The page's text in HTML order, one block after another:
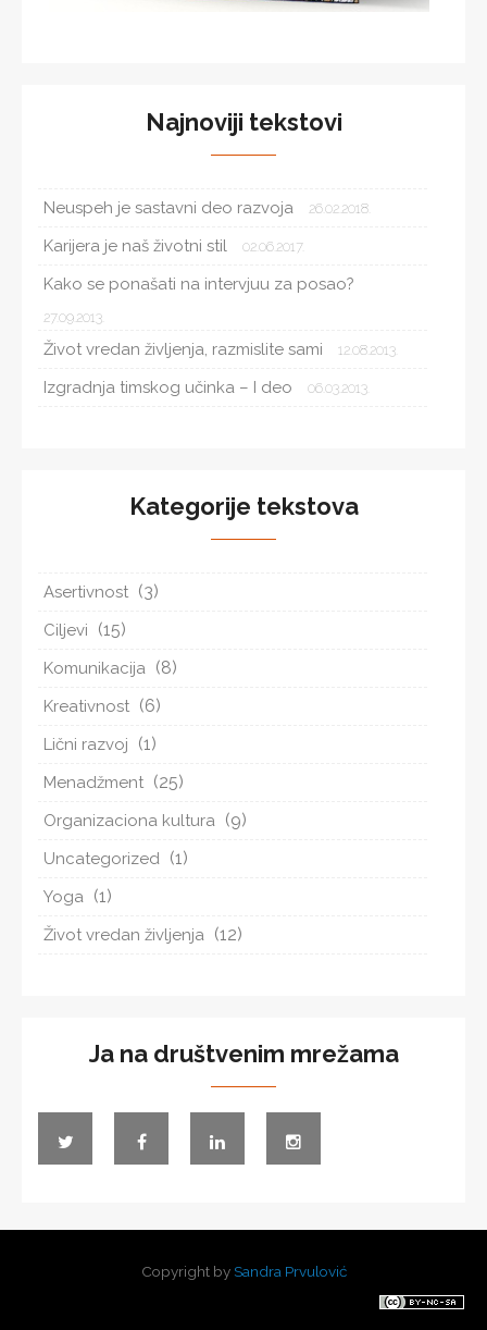
Najnoviji tekstovi
Neuspeh je sastavni deo razvoja 26.02.2018.
Karijera je naš životni stil 02.06.2017.
Kako se ponašati na intervjuu za posao?
27.09.2013.
Život vredan življenja, razmislite sami 12.08.2013.
Izgradnja timskog učinka – I deo 06.03.2013.
Kategorije tekstova
Asertivnost (3)
Ciljevi (15)
Komunikacija (8)
Kreativnost (6)
Lični razvoj (1)
Menadžment (25)
Organizaciona kultura (9)
Uncategorized (1)
Yoga (1)
Život vredan življenja (12)
Ja na društvenim mrežama
Copyright by Sandra Prvulović